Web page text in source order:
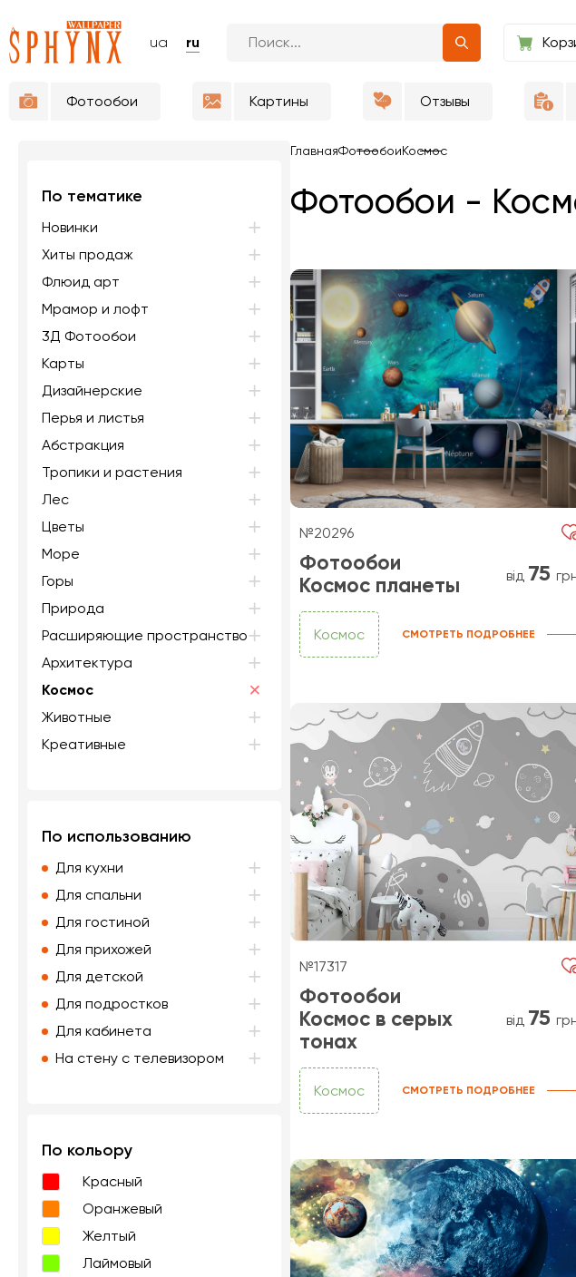
ua ru
Фотообои Картины Отзывы
По тематике
Новинки
Хиты продаж
Флюид арт
Мрамор и лофт
3Д Фотообои
Карты
Дизайнерские
Перья и листья
Абстракция
Тропики и растения
Лес
Цветы
Море
Горы
Природа
Расширяющие пространство
Архитектура
Космос
Животные
Креативные
По использованию
Для кухни
Для спальни
Для гостиной
Для прихожей
Для детской
Для подростков
Для кабинета
На стену с телевизором
По кольору
Красный
Оранжевый
Желтый
Лаймовый
ГлавнаяФотообоиКосмос
Фотообои -
№20296
Фотообои
Космос планеты
від 75
Космос СМОТРЕТЬ ПОДРОБНЕЕ
№17317
Фотообои
Космос в серых
тонах
від 75
Космос СМОТРЕТЬ ПОДРОБНЕЕ